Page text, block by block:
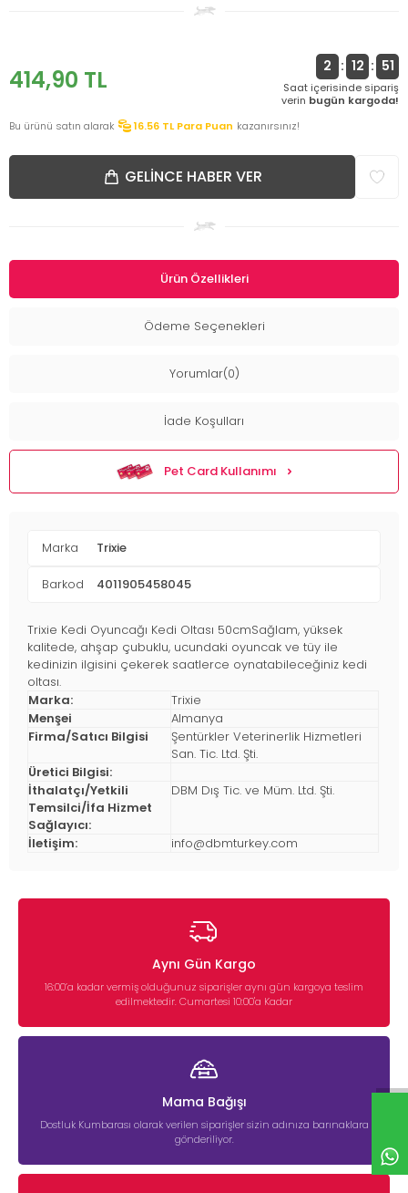
414,90 TL 2 : 12 : 50
Saat içerisinde sipariş
verin bugün kargoda!
Bu ürünü satın alarak
16.56 TL Para Puan kazanırsınız!
GELINCE HABER VER
Ürün Özellikleri
Ödeme Seçenekleri
Yorumlar(0)
İade Koşulları
Pet Card Kullanımı
Marka Trixie
Barkod 4011905458045
Trixie Kedi Oyuncağı Kedi Oltası 50cmSağlam, yüksek
kalitede, ahşap çubuklu, ucundaki oyuncak ve tüy ile
kedinizin ilgisini çekerek saatlerce oynatabileceğiniz kedi
oltası.
Marka:
Trixie
Menşei
Almanya
Firma/Satıcı Bilgisi
Şentürkler Veterinerlik Hizmetleri
San. Tic. Ltd. Şti.
Üretici Bilgisi:
İthalatçı/Yetkili
Temsilci/İfa Hizmet
Sağlayıcı:
DBM Dış Tic. ve Müm. Ltd. Şti.
İletişim: info@dbmturkey.com
Aynı Gün Kargo
16:00’a kadar vermiş olduğunuz siparişler aynı gün kargoya teslim
edilmektedir. Cumartesi 10:00'a Kadar
Mama Bağışı
Dostluk Kumbarası olarak verilen siparişler sizin adınıza barınaklara
gönderiliyor.